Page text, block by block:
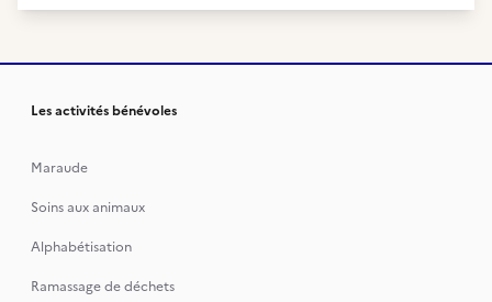
Les activités bénévoles
Maraude
Soins aux animaux
Alphabétisation
Ramassage de déchets